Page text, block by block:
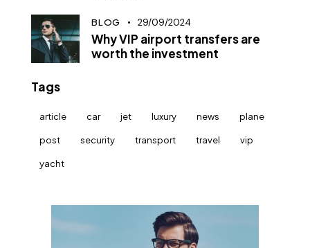
BLOG 29/09/2024
Why VIP airport transfers are
worth the investment
Tags
article car jet luxury news plane
post security transport travel vip
yacht